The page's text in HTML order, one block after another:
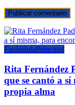
FarándulaPrincipal
Rita Fernández
que se cantó a
propia alma